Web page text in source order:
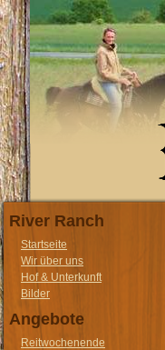
River Ranch
Startseite
Wir über uns
Hof & Unterkunft
Bilder
Angebote
Reitwochenende